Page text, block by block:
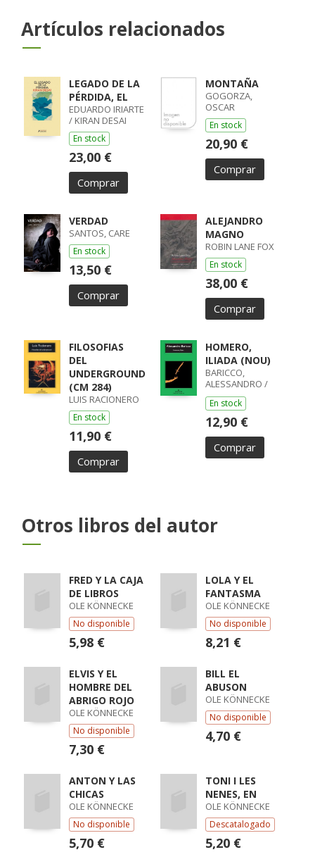
Artículos relacionados
LEGADO DE LA
PÉRDIDA, EL
EDUARDO IRIARTE
/ KIRAN DESAI
En stock
23,00 €
Comprar
MONTAÑA
GOGORZA,
OSCAR
En stock
20,90 €
Comprar
VERDAD
SANTOS, CARE
En stock
13,50 €
Comprar
ALEJANDRO
MAGNO
ROBIN LANE FOX
En stock
38,00 €
Comprar
FILOSOFIAS
DEL
UNDERGROUND
(CM 284)
LUIS RACIONERO
En stock
11,90 €
Comprar
HOMERO,
ILIADA (NOU)
BARICCO,
ALESSANDRO /
ALESSANDRO
BARICCO
En stock
12,90 €
Comprar
Otros libros del autor
FRED Y LA CAJA
DE LIBROS
OLE KÖNNECKE
No disponible
5,98 €
LOLA Y EL
FANTASMA
OLE KÖNNECKE
No disponible
8,21 €
ELVIS Y EL
HOMBRE DEL
ABRIGO ROJO
OLE KÖNNECKE
No disponible
7,30 €
BILL EL
ABUSON
OLE KÖNNECKE
No disponible
4,70 €
ANTON Y LAS
CHICAS
OLE KÖNNECKE
No disponible
5,70 €
TONI I LES
NENES, EN
OLE KÖNNECKE
Descatalogado
5,20 €